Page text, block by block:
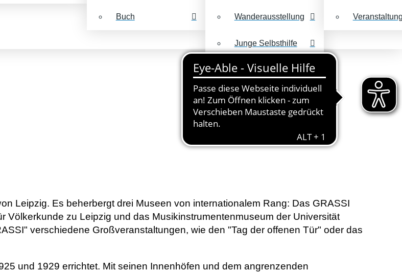
Buch Wanderausstellung
Junge Selbsthilfe
Keine dummen
Fragen
Leipzig. Es beherbergt drei Museen von internationalem Rang: Das GRASSI
Völkerkunde zu Leipzig und das Musikinstrumentenmuseum der Universität
verschiedene Großveranstaltungen, wie den "Tag der offenen Tür" oder das
und 1929 errichtet. Mit seinen Innenhöfen und dem angrenzenden